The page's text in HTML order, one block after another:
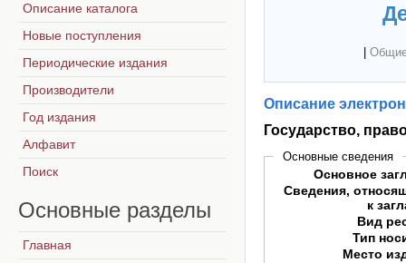
Описание
Государство,
Основные сведения
Основное
Сведения,
к
Вид
Тип
Место
Описание каталога
Новые поступления
Периодические издания
Производители
Год издания
Алфавит
Поиск
Основные разделы
Главная